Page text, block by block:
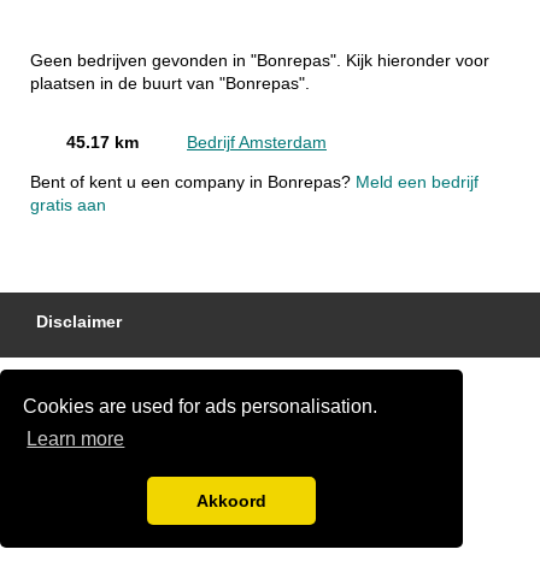
Cookies are used for ads personalisation.
Learn more
Akkoord
Geen bedrijven gevonden in "Bonrepas". Kijk hieronder voor
plaatsen in de buurt van "Bonrepas".
45.17 km Bedrijf Amsterdam
Bent of kent u een company in Bonrepas? Meld een bedrijf
gratis aan
Disclaimer